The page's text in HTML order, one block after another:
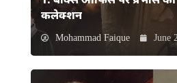
कलेक्शन
Mohammad Faique June